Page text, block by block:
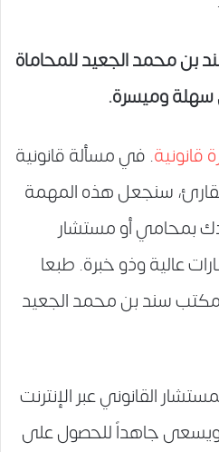
بن محمد الجعيد للمحاماة
سهلة وميسرة.
قانونية. في مسألة قانونية
سنجعل هذه المهمة
بمحامي أو مستشار
عالية وذو خبرة. طبعا
سند بن محمد الجعيد
القانوني عبر الإنترنت
ويسعى جاهداً للحصول على